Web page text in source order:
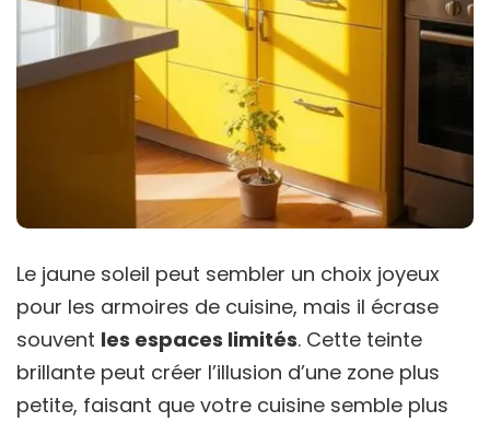
Le jaune soleil peut sembler un choix joyeux
pour les armoires de cuisine, mais il écrase
souvent les espaces limités. Cette teinte
brillante peut créer l’illusion d’une zone plus
petite, faisant que votre cuisine semble plus